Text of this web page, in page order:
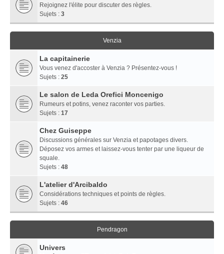
Rejoignez l'élite pour discuter des règles.
Sujets : 3
Venzia
La capitainerie
Vous venez d'accoster à Venzia ? Présentez-vous !
Sujets : 25
Le salon de Leda Orefici Moncenigo
Rumeurs et potins, venez raconter vos parties.
Sujets : 17
Chez Guiseppe
Discussions générales sur Venzia et papotages divers.
Déposez vos armes et laissez-vous tenter par une liqueur de
squale.
Sujets : 48
L'atelier d'Arcibaldo
Considérations techniques et points de règles.
Sujets : 46
Pendragon
Univers